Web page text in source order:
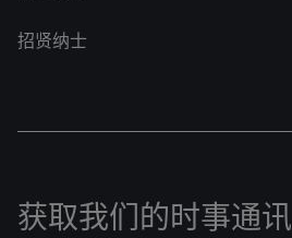
招贤纳士
获取我们的时事通讯